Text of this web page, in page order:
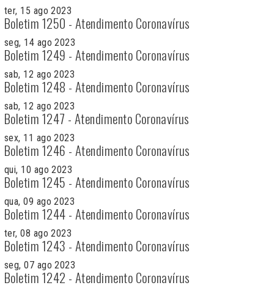
ter, 15 ago 2023
Boletim 1250 - Atendimento Coronavírus
seg, 14 ago 2023
Boletim 1249 - Atendimento Coronavírus
sab, 12 ago 2023
Boletim 1248 - Atendimento Coronavírus
sab, 12 ago 2023
Boletim 1247 - Atendimento Coronavírus
sex, 11 ago 2023
Boletim 1246 - Atendimento Coronavírus
qui, 10 ago 2023
Boletim 1245 - Atendimento Coronavírus
qua, 09 ago 2023
Boletim 1244 - Atendimento Coronavírus
ter, 08 ago 2023
Boletim 1243 - Atendimento Coronavírus
seg, 07 ago 2023
Boletim 1242 - Atendimento Coronavírus